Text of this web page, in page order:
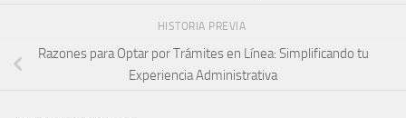
HISTORIA PREVIA
Razones para Optar por Trámites en Línea: Simplificando tu
Experiencia Administrativa